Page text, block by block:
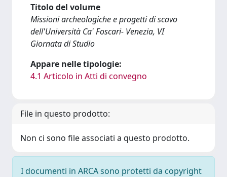
Titolo del volume
Missioni archeologiche e progetti di scavo
dell'Università Ca' Foscari- Venezia, VI
Giornata di Studio
Appare nelle tipologie:
4.1 Articolo in Atti di convegno
File in questo prodotto:
Non ci sono file associati a questo prodotto.
I documenti in ARCA sono protetti da copyright